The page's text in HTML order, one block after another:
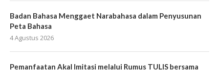
Badan Bahasa Menggaet Narabahasa dalam Penyusunan
Peta Bahasa
4 Agustus 2026
Pemanfaatan Akal Imitasi melalui Rumus TULIS bersama